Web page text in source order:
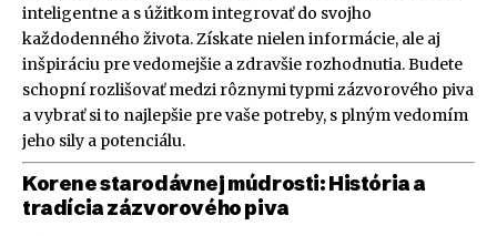
inteligentne a s úžitkom integrovať do svojho
každodenného života. Získate nielen informácie, ale aj
inšpiráciu pre vedomejšie a zdravšie rozhodnutia. Budete
schopní rozlišovať medzi rôznymi typmi zázvorového piva
a vybrať si to najlepšie pre vaše potreby, s plným vedomím
jeho sily a potenciálu.
Korene starodávnej múdrosti: História a
tradícia zázvorového piva